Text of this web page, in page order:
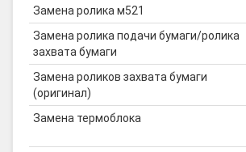
Замена ролика м521
Замена ролика подачи бумаги/ролика
захвата бумаги
Замена роликов захвата бумаги
(оригинал)
Замена термоблока